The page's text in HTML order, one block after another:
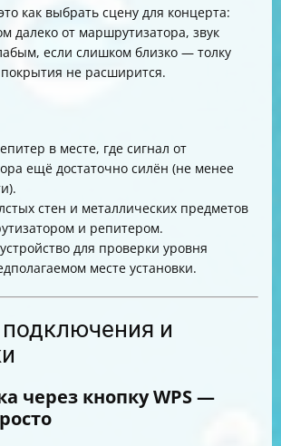
как выбрать сцену для концерта:
далеко от маршрутизатора, звук
если слишком близко — толку
не расширится.
в месте, где сигнал от
ещё достаточно силён (не менее
стен и металлических предметов
и репитером.
для проверки уровня
месте установки.
и
через кнопку WPS —